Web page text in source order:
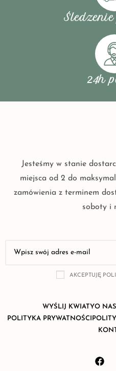
24h
Jesteśmy w stanie
miejsca od 2 do
zamówienia z terminem
soboty i
AKCEPTUJĘ
WYŚLIJ KWIATYO NAS
POLITYKA PRYWATNOŚCI